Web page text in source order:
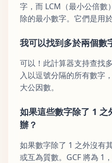
字，而 LCM（最小公倍數
除的最小數字。它們是用
我可以找到多於兩個數
可以！此計算器支持查找
入以逗號分隔的所有數字
大公因數。
如果這些數字除了 1
辦？
如果數字除了 1 之外沒有
或互為質數。GCF 將為 1